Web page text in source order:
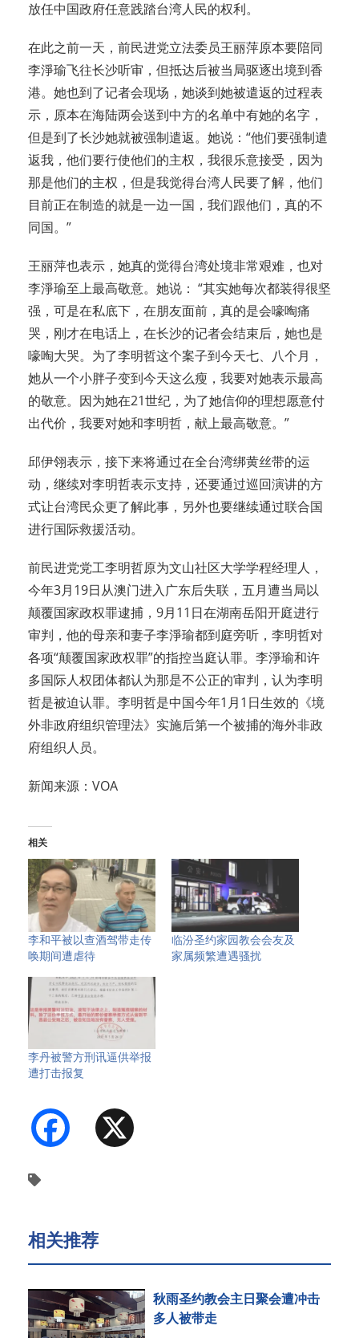
放任中国政府任意践踏台湾人民的权利。
在此之前一天，前民进党立法委员王丽萍原本要陪同
李淨瑜飞往长沙听审，但抵达后被当局驱逐出境到香
港。她也到了记者会现场，她谈到她被遣返的过程表
示，原本在海陆两会送到中方的名单中有她的名字，
但是到了长沙她就被强制遣返。她说：“他们要强制遣
返我，他们要行使他们的主权，我很乐意接受，因为
那是他们的主权，但是我觉得台湾人民要了解，他们
目前正在制造的就是一边一国，我们跟他们，真的不
同国。”
王丽萍也表示，她真的觉得台湾处境非常艰难，也对
李淨瑜至上最高敬意。她说： “其实她每次都装得很坚
强，可是在私底下，在朋友面前，真的是会嚎啕痛
哭，刚才在电话上，在长沙的记者会结束后，她也是
嚎啕大哭。为了李明哲这个案子到今天七、八个月，
她从一个小胖子变到今天这么瘦，我要对她表示最高
的敬意。因为她在21世纪，为了她信仰的理想愿意付
出代价，我要对她和李明哲，献上最高敬意。”
邱伊翎表示，接下来将通过在全台湾绑黄丝带的运
动，继续对李明哲表示支持，还要通过巡回演讲的方
式让台湾民众更了解此事，另外也要继续通过联合国
进行国际救援活动。
前民进党党工李明哲原为文山社区大学学程经理人，
今年3月19日从澳门进入广东后失联，五月遭当局以
颠覆国家政权罪逮捕，9月11日在湖南岳阳开庭进行
审判，他的母亲和妻子李淨瑜都到庭旁听，李明哲对
各项“颠覆国家政权罪”的指控当庭认罪。李淨瑜和许
多国际人权团体都认为那是不公正的审判，认为李明
哲是被迫认罪。李明哲是中国今年1月1日生效的《境
外非政府组织管理法》实施后第一个被捕的海外非政
府组织人员。
新闻来源：VOA
相关
李和平被以查酒驾带走传
唤期间遭虐待
临汾圣约家园教会会友及
家属频繁遭遇骚扰
李丹被警方刑讯逼供举报
遭打击报复
Facebook
相关推荐
秋雨圣约教会主日聚会遭冲击
多人被带走